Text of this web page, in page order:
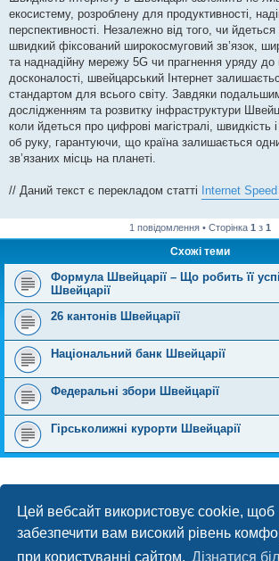
Цей вебсайт використовує cookie, щоб
забезпечити вам високий рівень
при користуванні сайтом. Дізнатися
екосистему, розроблену для продуктивності,
перспективності. Незалежно від того, чи
швидкий фіксований широкосмуговий зв’язок,
та наднадійну мережу 5G чи прагнення уряду до
досконалості, швейцарський Інтернет
стандартом для всього світу. Завдяки
дослідженням та розвитку інфраструктури
коли йдеться про цифрові магістралі, швидкість
об руку, гарантуючи, що країна залишається
зв’язаних місць на планеті.
// Даний текст є перекладом статті Internet
1 повідомлення • Сторінка 1з 1
Схожі теми
Формула Швейцарії – Що робить її
Швейцарії
26 кантонів Швейцарії
Національний банк Швейцарії
Федеральні збори Швейцарії
Гірськолижні курорти Швейцарії
ХТО ЗАРАЗ ОНЛАЙН
Зараз переглядають цей форум:ClaudeBot [бот ШІ]і 0